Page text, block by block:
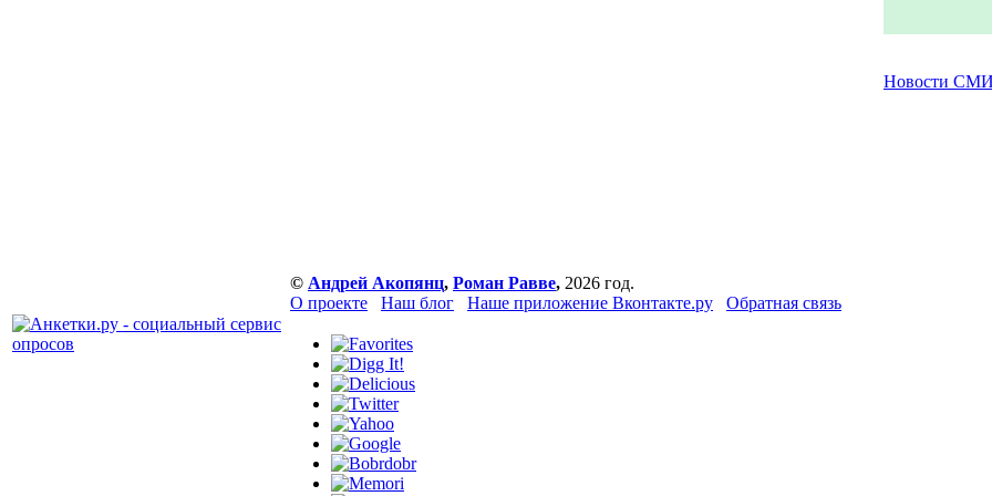
Новости
© Андрей Акопянц, Роман Равве, 2026 год.
О проекте
Наш блог Наше приложение Вконтакте.ру Обратная связь